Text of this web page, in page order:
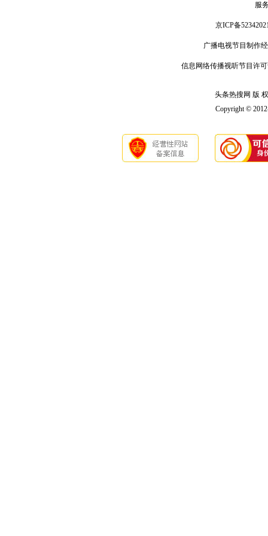
服
京ICP备
广播电视节目制作
信息网络传播视听节目许
头条热搜网 版
Copyright ©